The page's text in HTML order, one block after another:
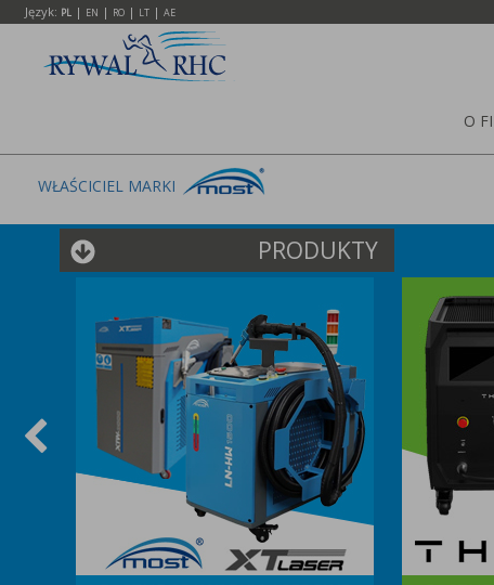
Język: PL | EN | RO | LT | AE
O
WŁAŚCICIEL MARKI
PRODUKTY